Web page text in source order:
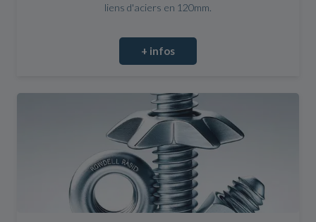
liens d'aciers en 120mm.
+ infos